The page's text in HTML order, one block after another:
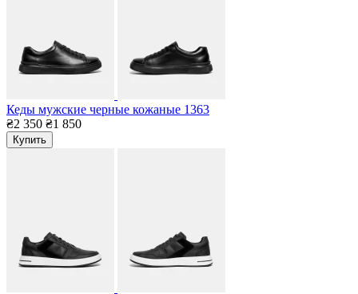
Кеды мужские черные кожаные 1363
₴2 350 ₴1 850
Купить